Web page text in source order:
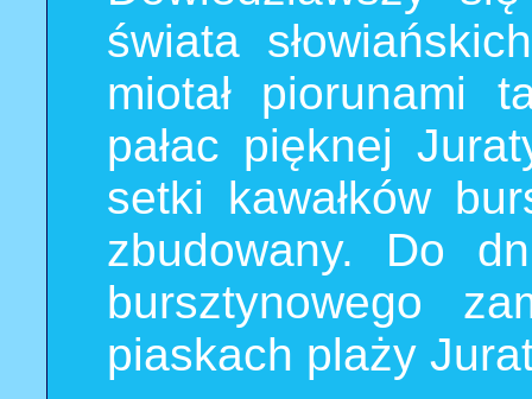
świata
miotał piorunami
pałac pięknej
setki kawałków
zbudowany. Do
bursztynowego
piaskach plaży